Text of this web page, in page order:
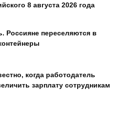
8 августа 2026 года
Россияне переселяются в
когда работодатель
зарплату сотрудникам